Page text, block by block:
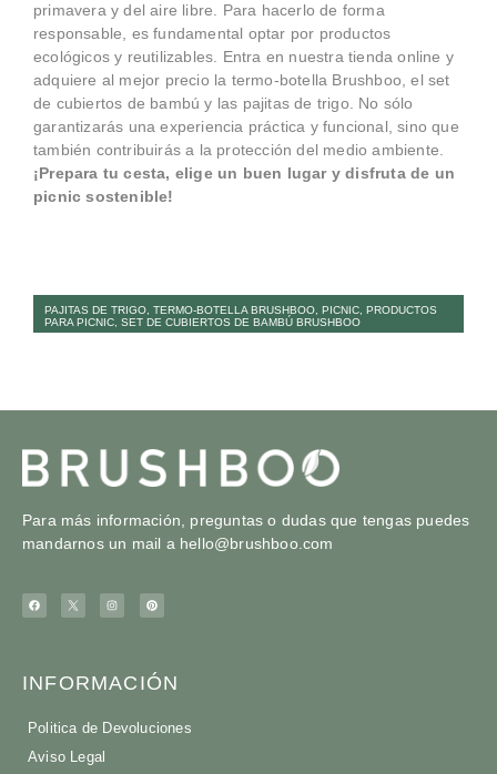
primavera y del aire libre. Para hacerlo de forma
responsable, es fundamental optar por productos
ecológicos y reutilizables. Entra en nuestra tienda online y
adquiere al mejor precio la termo-botella Brushboo, el set
de cubiertos de bambú y las pajitas de trigo. No sólo
garantizarás una experiencia práctica y funcional, sino que
también contribuirás a la protección del medio ambiente.
¡Prepara tu cesta, elige un buen lugar y disfruta de un
picnic sostenible!
PAJITAS DE TRIGO TERMO-BOTELLA BRUSHBOO PICNIC PRODUCTOS
PARA PICNIC SET DE CUBIERTOS DE BAMBÚ BRUSHBOO
Para más información, preguntas o dudas que tengas puedes
mandarnos un mail a hello@brushboo.com
INFORMACIÓN
Politica de Devoluciones
Aviso Legal